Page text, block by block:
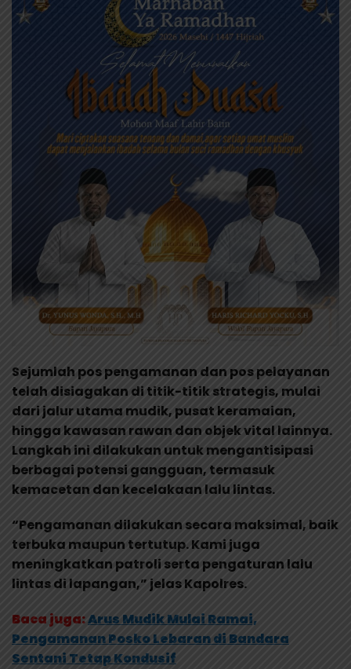
Sejumlah pos pengamanan dan pos pelayanan
telah disiagakan di titik-titik strategis, mulai
dari jalur utama mudik, pusat keramaian,
hingga kawasan rawan dan objek vital lainnya.
Langkah ini dilakukan untuk mengantisipasi
berbagai potensi gangguan, termasuk
kemacetan dan kecelakaan lalu lintas.
“Pengamanan dilakukan secara maksimal, baik
terbuka maupun tertutup. Kami juga
meningkatkan patroli serta pengaturan lalu
lintas di lapangan,” jelas Kapolres.
Baca juga:Arus Mudik Mulai Ramai,
Pengamanan Posko Lebaran di Bandara
Sentani Tetap Kondusif